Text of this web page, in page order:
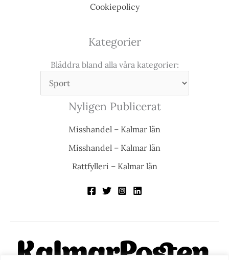
Cookiepolicy
Kategorier
Bläddra bland alla våra kategorier:
Nyligen Publicerat
Misshandel – Kalmar län
Misshandel – Kalmar län
Rattfylleri – Kalmar län